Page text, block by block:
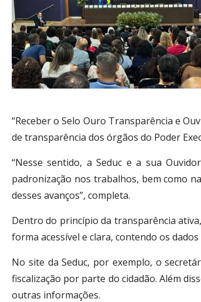
“Receber o Selo Ouro Transparência e
de transparência dos órgãos do Poder
“Nesse sentido, a Seduc e a sua
padronização nos trabalhos, bem como
desses avanços”, completa.
Dentro do princípio da transparência
forma acessível e clara, contendo os
No site da Seduc, por exemplo, o
fiscalização por parte do cidadão. Além
outras informações.